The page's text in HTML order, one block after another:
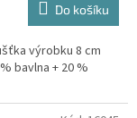
Do košíku
výrobku 8 cm
bavlna + 20 %